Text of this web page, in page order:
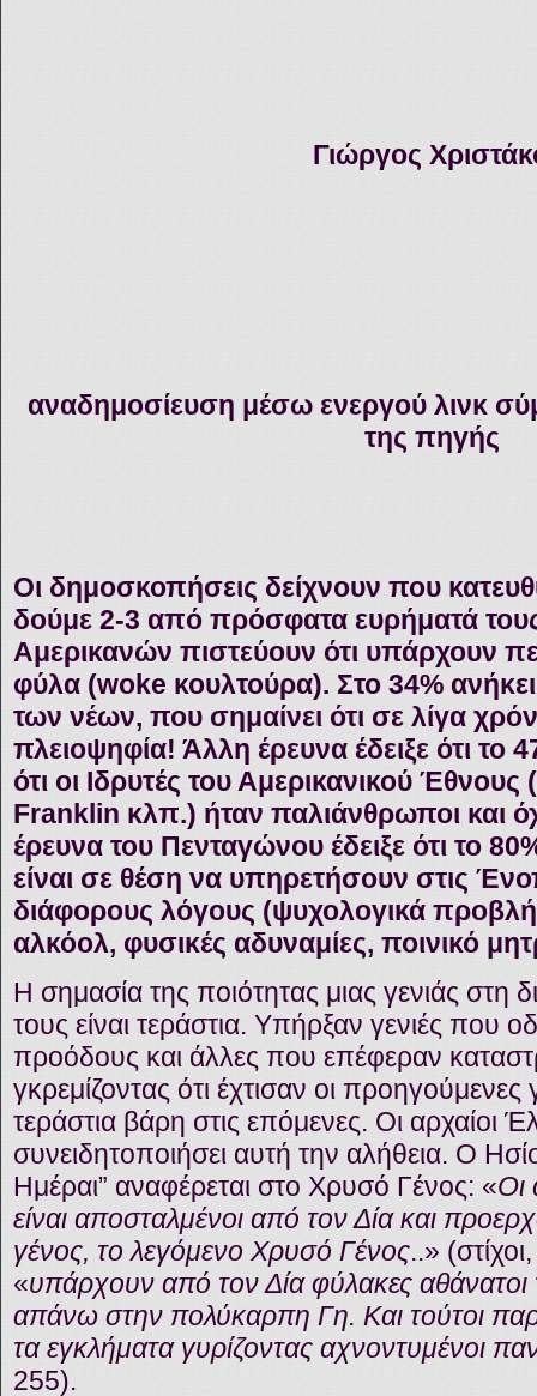
Γιώργος
αναδημοσίευση μέσω ενεργού λινκ
της πηγής
Οι δημοσκοπήσεις δείχνουν που
δούμε 2-3 από πρόσφατα ευρήματά
Αμερικανών πιστεύουν ότι υπάρχουν
φύλα (woke κουλτούρα). Στο 34%
των νέων, που σημαίνει ότι σε λίγα
πλειοψηφία! Άλλη έρευνα έδειξε ότι το
ότι οι Ιδρυτές του Αμερικανικού
Franklin κλπ.) ήταν παλιάνθρωποι και
έρευνα του Πενταγώνου έδειξε ότι το
είναι σε θέση να υπηρετήσουν στις
διάφορους λόγους (ψυχολογικά
αλκόολ, φυσικές αδυναμίες, ποινικό
Η σημασία της ποιότητας μιας γενιάς στη
τους είναι τεράστια. Υπήρξαν γενιές που
προόδους και άλλες που επέφεραν
γκρεμίζοντας ότι έχτισαν οι
τεράστια βάρη στις επόμενες. Οι αρχαίοι
συνειδητοποιήσει αυτή την αλήθεια. Ο
Ημέραι” αναφέρεται στο Χρυσό Γένος: «Οι
είναι αποσταλμένοι από τον Δία και
γένος, το λεγόμενο Χρυσό Γένος..»
«υπάρχουν από τον Δία φύλακες
απάνω στην πολύκαρπη Γη. Και τούτοι
τα εγκλήματα γυρίζοντας αχνοντυμένοι
255).